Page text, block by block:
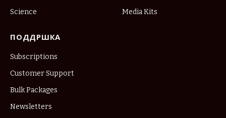
Science
Media Kits
ПОДДРШКА
Subscriptions
Customer Support
Bulk Packages
Newsletters